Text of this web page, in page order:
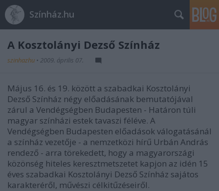
Színház.hu
A Kosztolányi Dezső Színház
szinhazhu • 2009. április 07.
Május 16. és 19. között a szabadkai Kosztolányi
Dezső Színház négy előadásának bemutatójával
zárul a Vendégségben Budapesten - Határon túli
magyar színházi estek tavaszi féléve. A
Vendégségben Budapesten előadások válogatásánál
a színház vezetője - a nemzetközi hírű Urbán András
rendező - arra törekedett, hogy a magyarországi
közönség hiteles keresztmetszetet kapjon az idén 15
éves szabadkai Kosztolányi Dezső Színház sajátos
karakteréről, művészi célkitűzéseiről.